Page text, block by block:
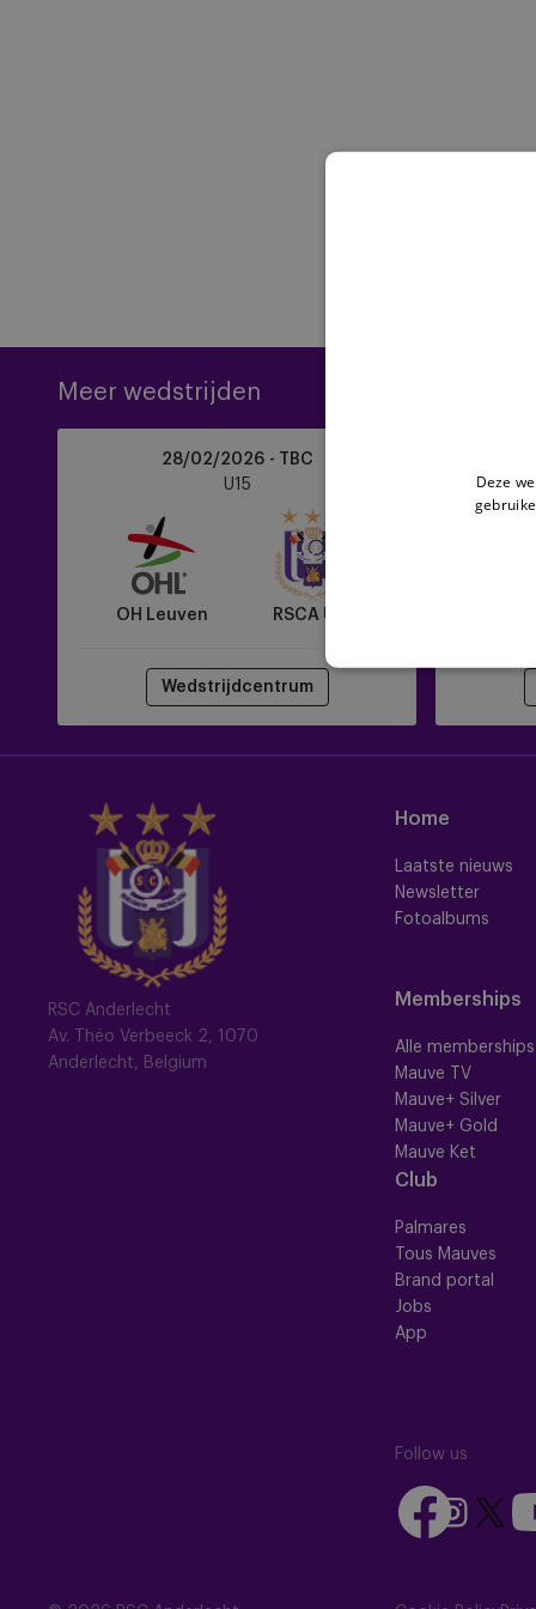
Meer wedstrijden
28/02/2026 - TBC
U15
OH Leuven RSCA U15
Wedstrijdcentrum
RSC Anderlecht
Av. Théo Verbeeck 2, 1070
Anderlecht, Belgium
Home
Laatste nieuws
Newsletter
Fotoalbums
Memberships
Alle memberships
Mauve TV
Mauve+ Silver
Mauve+ Gold
Mauve Ket
Club
Palmares
Tous Mauves
Brand portal
Jobs
App
Follow us
Follow
us
Follow
us
Follow
us
Deze